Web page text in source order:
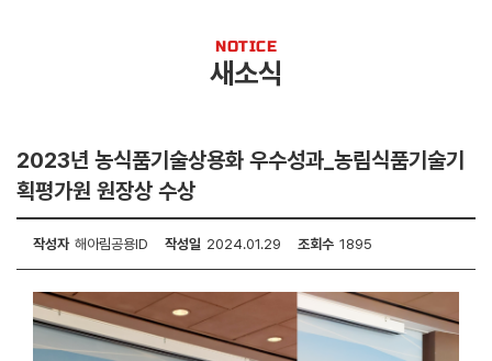
NOTICE
새소식
2023년 농식품기술상용화 우수성과_농림식품기술기
획평가원 원장상 수상
작성자 해아림공용ID 작성일 2024.01.29 조회수 1895